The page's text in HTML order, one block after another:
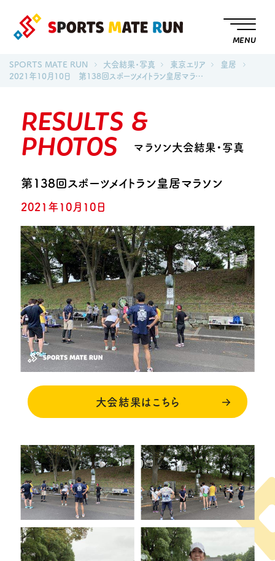
SPORTS MATE RUN 大会結果・写真 東京エリア
皇居
2021年10月10日 第138回スポーツメイトラン皇居マラ…
MENU
RESULTS &
PHOTOS マラソン大会結果・写真
2021年10月10日
第138回スポーツメイトラン皇居マラソン
大会結果はこちら